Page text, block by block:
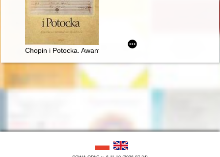
Chopin i Potocka. Awantura o miłosną korespondencję